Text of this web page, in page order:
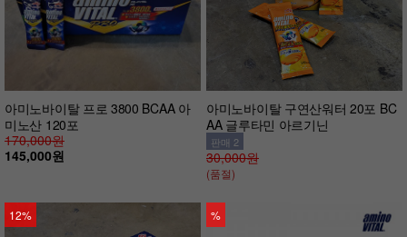
아미노바이탈 프로 3800 BCAA 아
미노산 120포
170,000원
145,000원
아미노바이탈 구연산워터 20포 BC
AA 글루타민 아르기닌
판매 2
30,000원
(품절)
12% %